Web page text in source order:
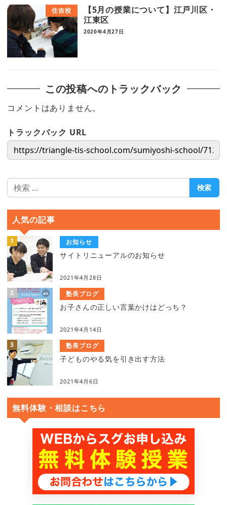
住吉校
【5月の授業について】江戸川区・
江東区
2020年4月27日
この投稿へのトラックバック
コメントはありません。
トラックバック URL
検
索
検索
人気の記事
お知らせ
サイトリニューアルのお知らせ
2021年4月28日
塾長ブログ
お子さんの正しい言葉かけはどっち？
2021年4月14日
塾長ブログ
子どものやる気を引き出す方法
2021年4月6日
無料体験・相談はこちら